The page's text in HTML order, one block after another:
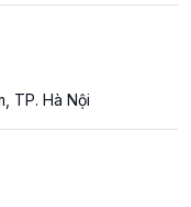
TP. Hà Nội